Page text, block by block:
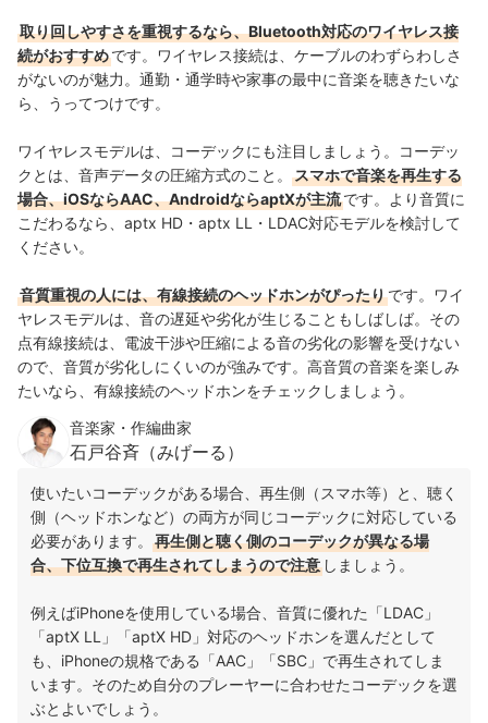
取り回しやすさを重視するなら、Bluetooth対応のワイヤレス接
続がおすすめです。ワイヤレス接続は、ケーブルのわずらわしさ
がないのが魅力。通勤・通学時や家事の最中に音楽を聴きたいな
ら、うってつけです。
ワイヤレスモデルは、コーデックにも注目しましょう。コーデッ
クとは、音声データの圧縮方式のこと。
スマホで音楽を再生する
場合、iOSならAAC、AndroidならaptXが主流です。より音質に
こだわるなら、aptx HD・aptx LL・LDAC対応モデルを検討して
ください。
音質重視の人には、有線接続のヘッドホンがぴったりです。ワイ
ヤレスモデルは、音の遅延や劣化が生じることもしばしば。その
点有線接続は、電波干渉や圧縮による音の劣化の影響を受けない
ので、音質が劣化しにくいのが強みです。高音質の音楽を楽しみ
たいなら、有線接続のヘッドホンをチェックしましょう。
音楽家・作編曲家
石戸谷斉（みげーる）
使いたいコーデックがある場合、再生側（スマホ等）と、聴く
側（ヘッドホンなど）の両方が同じコーデックに対応している
必要があります。
再生側と聴く側のコーデックが異なる場
合、下位互換で再生されてしまうので注意 しましょう。
例えばiPhoneを使用している場合、音質に優れた「LDAC」
「aptX LL」「aptX HD」対応のヘッドホンを選んだとして
も、iPhoneの規格である「AAC」「SBC」で再生されてしま
います。そのため自分のプレーヤーに合わせたコーデックを選
ぶとよいでしょう。